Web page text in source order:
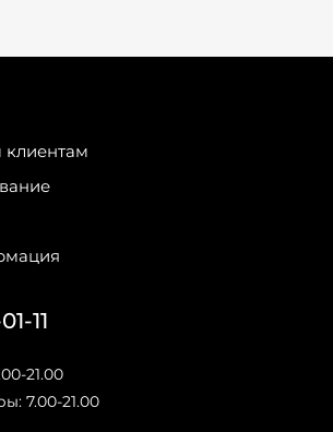
11
21.00
7.00-21.00